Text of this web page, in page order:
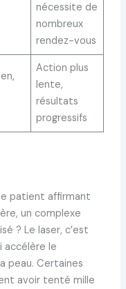
nécessite de
nombreux
rendez-vous
Action plus
lente,
résultats
progressifs
patient affirmant
un complexe
? Le laser, c’est
accélère le
peau. Certaines
avoir tenté mille